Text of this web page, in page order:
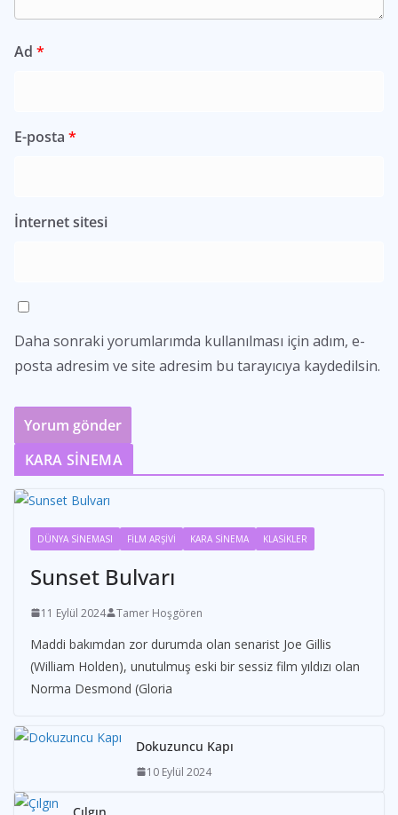
Ad *
E-posta *
İnternet sitesi
Daha sonraki yorumlarımda kullanılması için adım, e-
posta adresim ve site adresim bu tarayıcıya kaydedilsin.
KARA SİNEMA
DÜNYA SİNEMASI FİLM ARŞİVİ KARA SİNEMA KLASİKLER
Sunset Bulvarı
11 Eylül 2024 Tamer Hoşgören
Maddi bakımdan zor durumda olan senarist Joe Gillis
(William Holden), unutulmuş eski bir sessiz film yıldızı olan
Norma Desmond (Gloria
Dokuzuncu Kapı
10 Eylül 2024